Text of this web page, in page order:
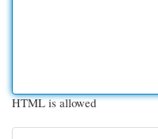
HTML is allowed